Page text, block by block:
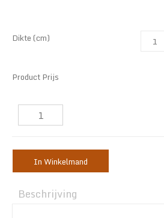
Dikte (cm)
Product Prijs
In Winkelmand
Beschrijving